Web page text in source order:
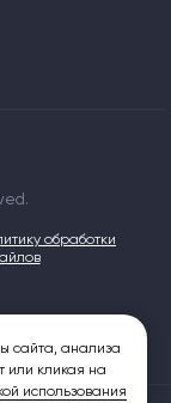
обработки
сайта, анализа
или кликая на
использования